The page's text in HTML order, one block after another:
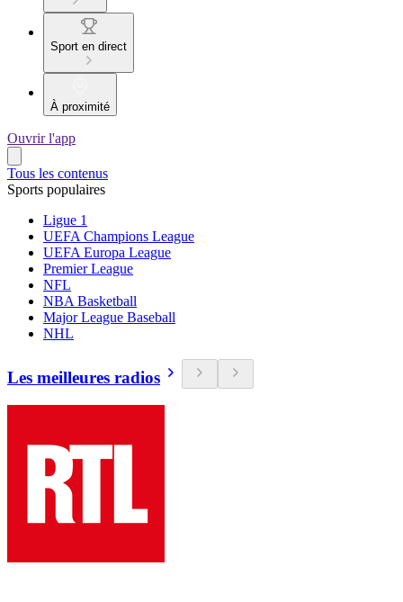
Sport en direct
À proximité
Ouvrir l'app
Tous les contenus
Sports populaires
Ligue 1
UEFA Champions League
UEFA Europa League
Premier League
NFL
NBA Basketball
Major League Baseball
NHL
Les meilleures radios